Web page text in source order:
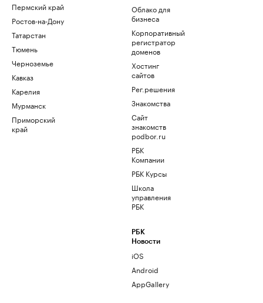
Пермский край
Ростов-на-Дону
Татарстан
Тюмень
Черноземье
Кавказ
Карелия
Мурманск
Приморский
край
Облако для
бизнеса
Корпоративный
регистратор
доменов
Хостинг
сайтов
Рег.решения
Знакомства
Сайт
знакомств
podbor.ru
РБК
Компании
РБК Курсы
Школа
управления
РБК
РБК
Новости
iOS
Android
AppGallery